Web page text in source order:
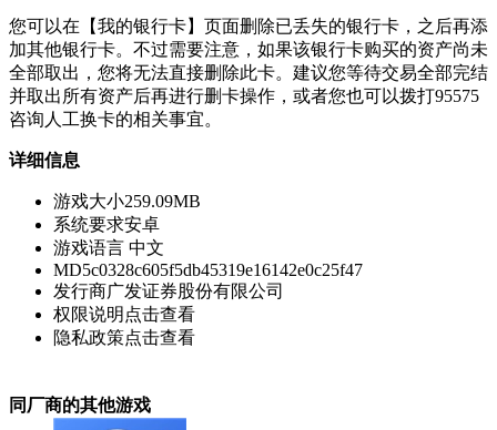
您可以在【我的银行卡】页面删除已丢失的银行卡，之后再添
加其他银行卡。不过需要注意，如果该银行卡购买的资产尚未
全部取出，您将无法直接删除此卡。建议您等待交易全部完结
并取出所有资产后再进行删卡操作，或者您也可以拨打95575
咨询人工换卡的相关事宜。
详细信息
游戏大小259.09MB
系统要求安卓
游戏语言 中文
MD5c0328c605f5db45319e16142e0c25f47
发行商广发证券股份有限公司
权限说明 点击查看
隐私政策点击查看
同厂商的其他游戏